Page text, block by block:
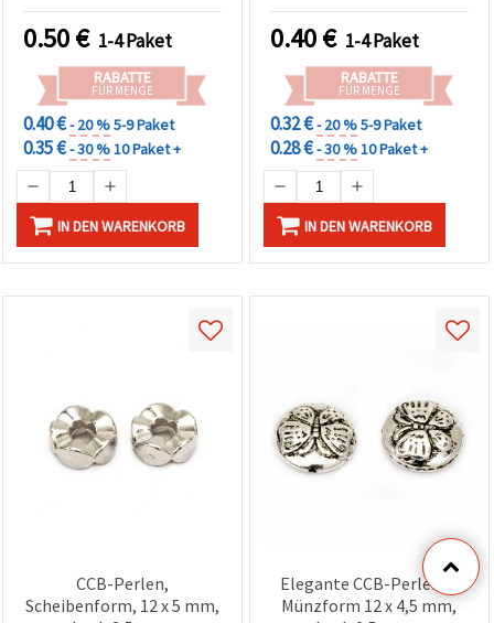
0.50€ 1-4 Paket
RABATTE
FÜR MENGE
0.40 €- 20 %5-9 Paket
0.35 €- 30 %10 Paket +
IN DEN WARENKORB
0.40€ 1-4 Paket
RABATTE
FÜR MENGE
0.32 €- 20 %5-9 Paket
0.28 €- 30 %10 Paket +
IN DEN WARENKORB
CCB-Perlen,
Scheibenform, 12 x 5 mm,
Elegante CCB-Perlen in
Münzform 12 x 4,5 mm,